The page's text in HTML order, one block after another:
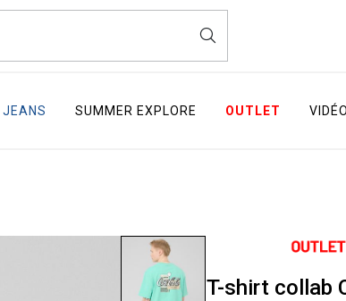
JEANS SUMMER EXPLORE OUTLET
T-shirt collab